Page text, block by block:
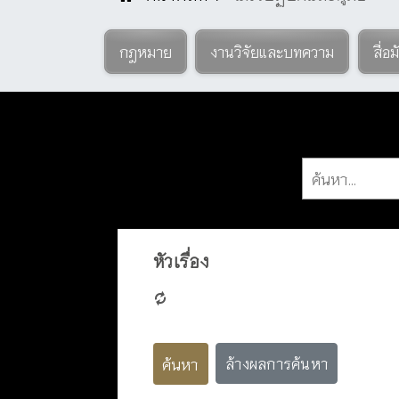
กฎหมาย งานวิจัยและบทความ สื่อ
หัวเรื่อง
ค้นหา ล้างผลการค้นหา